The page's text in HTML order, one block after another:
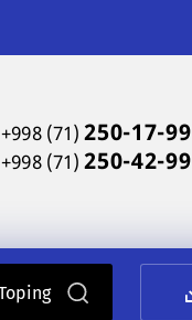
+998 (71)250-17-99
+998 (71)250-42-99